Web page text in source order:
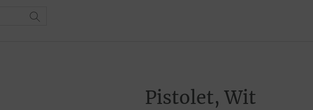
Pistolet, Wit